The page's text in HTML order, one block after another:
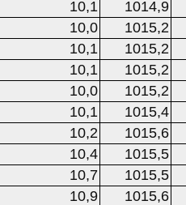
10,1
1014,9
10,0
1015,2
10,1
1015,2
10,1
1015,2
10,0
1015,2
10,1
1015,4
10,2
1015,6
10,4
1015,5
10,7
1015,5
10,9
1015,6